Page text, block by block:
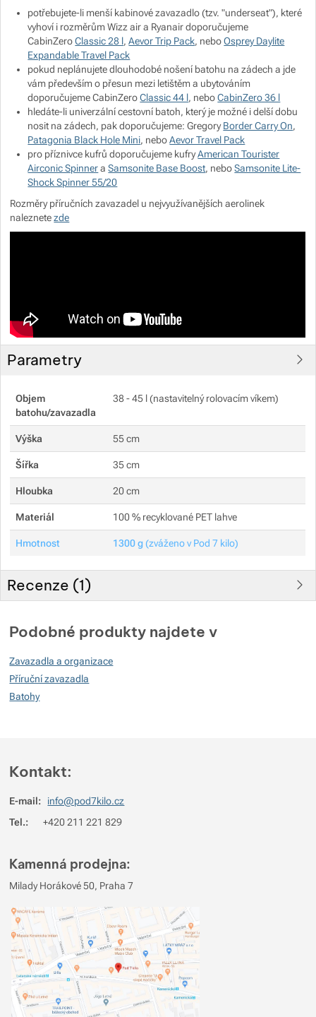
potřebujete-li menší kabinové zavazadlo (tzv. "underseat"), které
vyhoví i rozměrům Wizz air a Ryanair doporučujeme
CabinZeroClassic 28 l,Aevor Trip Pack, neboOsprey Daylite
Expandable Travel Pack
pokud neplánujete dlouhodobé nošení batohu na zádech a jde
vám především o přesun mezi letištěm a ubytováním
doporučujeme CabinZeroClassic 44 l, neboCabinZero 36 l
hledáte-li univerzální cestovní batoh, který je možné i delší dobu
nosit na zádech, pak doporučujeme: GregoryBorder Carry On,
Patagonia Black Hole Mini, neboAevor Travel Pack
pro příznivce kufrů doporučujeme kufryAmerican Tourister
Airconic SpinneraSamsonite Base Boost, neboSamsonite Lite-
Shock Spinner 55/20
Rozměry příručních zavazadel u nejvyužívanějších aerolinek
naleznetezde
Parametry
Objem
batohu/zavazadla
38 - 45 l (nastavitelný rolovacím víkem)
Výška 55 cm
Šířka 35 cm
Hloubka 20 cm
Materiál 100 % recyklované PET lahve
Hmotnost 1300 g (zváženo v Pod 7 kilo)
Recenze (1)
100%
Recenzí s hodnocením
0%
Recenzí s hodnocením
0%
Pro vkládání recenzí je nutné se přihlásit.
Recenze
Batoh je lehký, příjemný na nošení a přitom "bezedný" - vejdou se tam věci
na týdenní dovolenou nebo třeba velký rodinný nákup nebo jen pár
drobností na odpolední výlet.
Ověřený zákazník
Podobné produkty najdete v
Zavazadla a organizace
Příruční zavazadla
Batohy
Kontakt:
E-mail:
info@pod7kilo.cz
Tel.: +420 211 221 829
Kamenná prodejna:
Milady Horákové 50, Praha 7